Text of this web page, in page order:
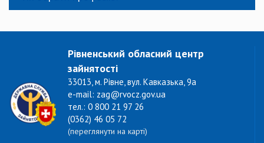
Рівненський обласний центр
зайнятості
33013, м. Рівне, вул. Кавказька, 9а
e-mail: zag@rvocz.gov.ua
тел.: 0 800 21 97 26
(0362) 46 05 72
(переглянути на карті)